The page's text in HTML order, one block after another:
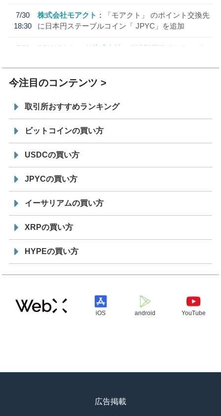
7/30
18:30
株式会社モアクト
「モアクト」 のポイント交換先
に日本円ステーブルコイン「 JPYC」を追加
7/29
SBI VCトレード株式会社
信託型円建てステーブル
今注目のコンテンツ
取引所おすすめランキング
ビットコインの買い方
USDCの買い方
JPYCの買い方
イーサリアムの買い方
XRPの買い方
HYPEの買い方
iOS android YouTube
広告掲載